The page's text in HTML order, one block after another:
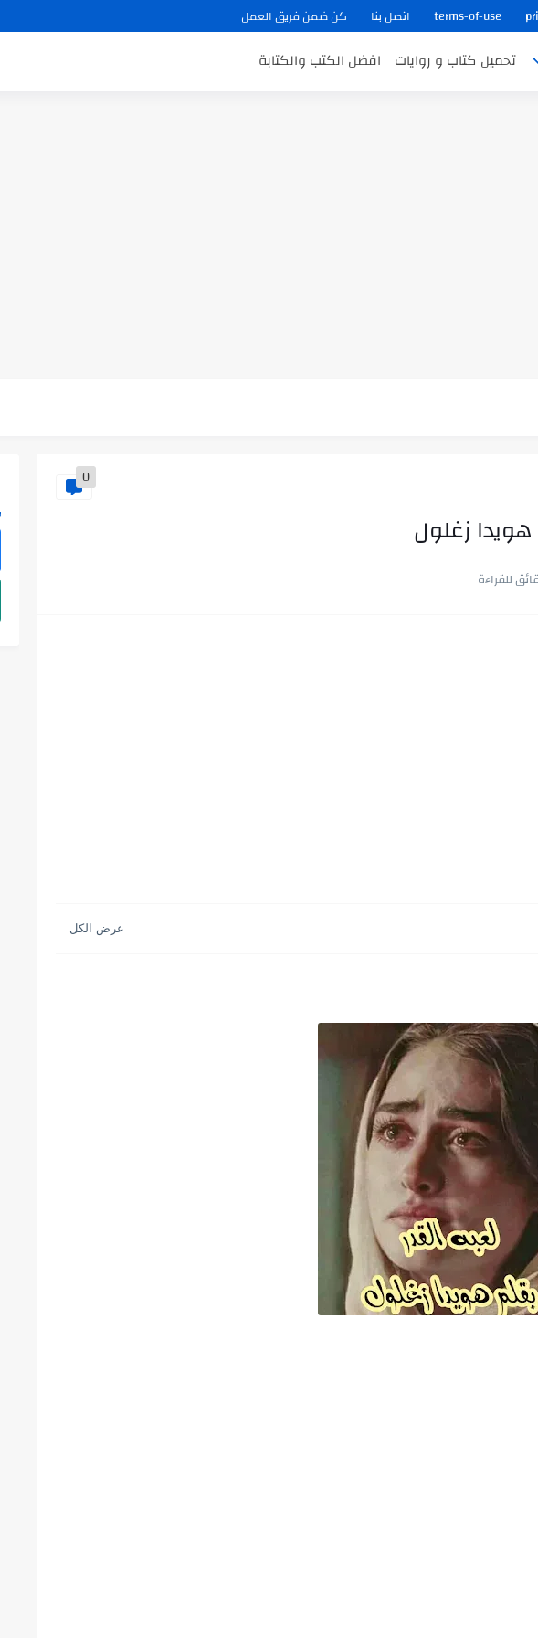
terms-of-use اتصل بنا كن ضمن فريق العمل
تحميل كتاب و روايات افضل الكتب والكتابة
0
هويدا زغلول